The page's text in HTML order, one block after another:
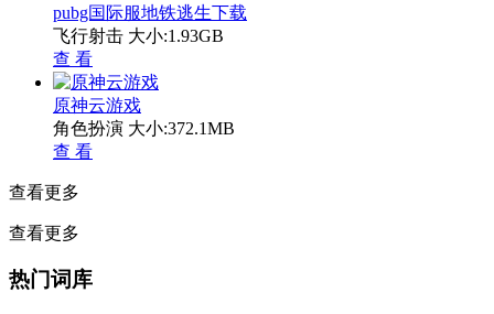
pubg国际服地铁逃生下载
飞行射击 大小:1.93GB
查 看
原神云游戏
角色扮演 大小:372.1MB
查 看
查看更多
查看更多
热门词库